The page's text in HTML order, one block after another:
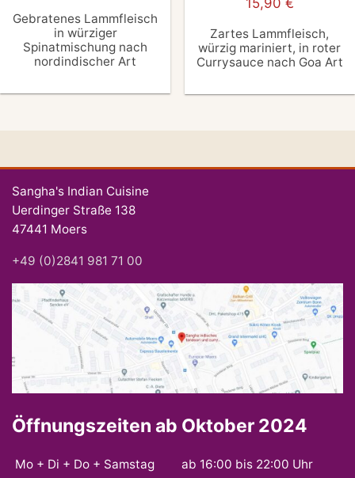
Gebratenes Lammfleisch
in würziger
Spinatmischung nach
nordindischer Art
15,90 €
Zartes Lammfleisch,
würzig mariniert, in roter
Currysauce nach Goa Art
Sangha's Indian Cuisine
Uerdinger Straße 138
47441 Moers
+49 (0)2841 981 71 00
Öffnungszeiten ab Oktober 2024
Mo + Di + Do + Samstag ab 16:00 bis 22:00 Uhr